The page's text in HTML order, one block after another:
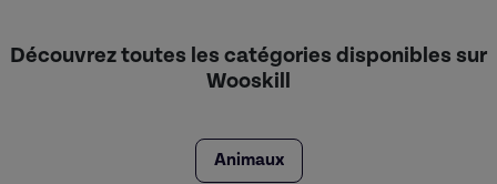
Découvrez toutes les catégories disponibles sur
Wooskill
Animaux